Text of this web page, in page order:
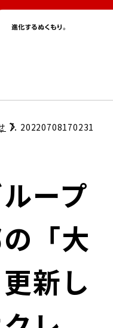
ップ
ップ
20220708170231
ープ
「大
新し